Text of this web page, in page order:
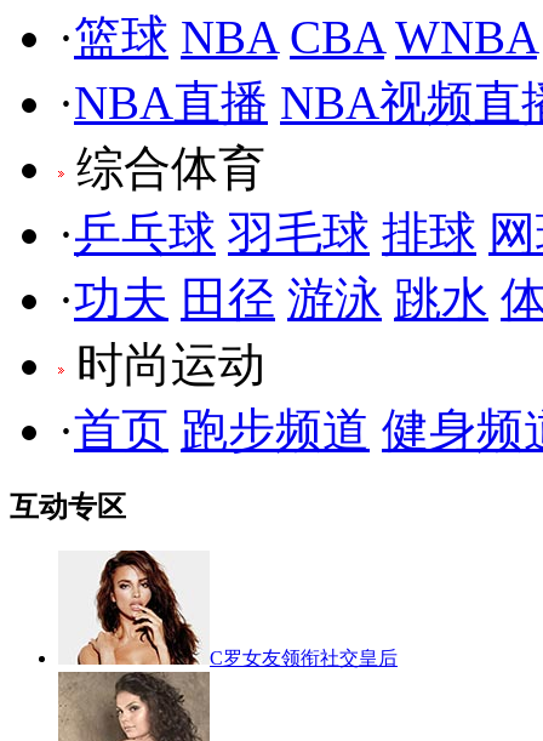
·篮球 NBA CBA WNBA
·NBA直播 NBA视频直
综合体育
·乒乓球 羽毛球 排球
·功夫 田径 游泳 跳水
时尚运动
·首页 跑步频道 健身频
互动专区
C罗女友领衔社交皇后